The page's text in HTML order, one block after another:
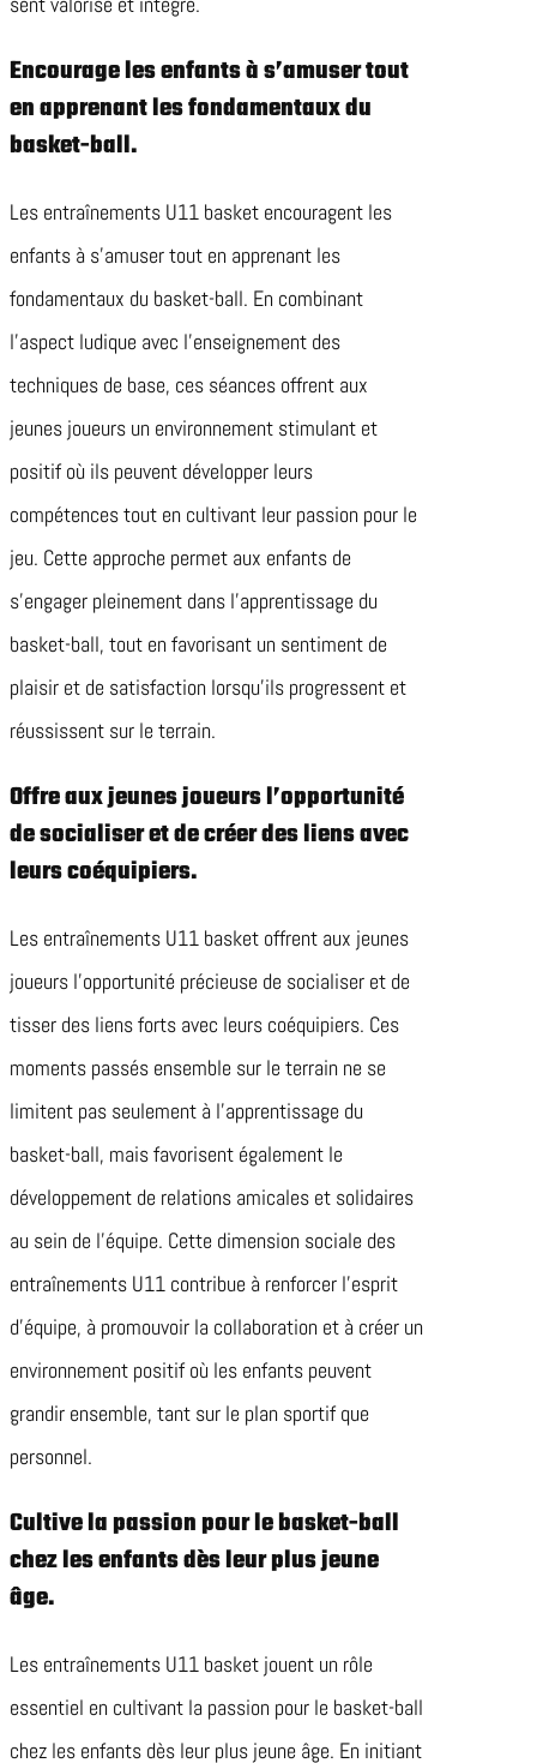
Encourage les enfants à s’amuser tout
en apprenant les fondamentaux du
basket-ball.
Les entraînements U11 basket encouragent les
enfants à s’amuser tout en apprenant les
fondamentaux du basket-ball. En combinant
l’aspect ludique avec l’enseignement des
techniques de base, ces séances offrent aux
jeunes joueurs un environnement stimulant et
positif où ils peuvent développer leurs
compétences tout en cultivant leur passion pour le
jeu. Cette approche permet aux enfants de
s’engager pleinement dans l’apprentissage du
basket-ball, tout en favorisant un sentiment de
plaisir et de satisfaction lorsqu’ils progressent et
réussissent sur le terrain.
Offre aux jeunes joueurs l’opportunité
de socialiser et de créer des liens avec
leurs coéquipiers.
Les entraînements U11 basket offrent aux jeunes
joueurs l’opportunité précieuse de socialiser et de
tisser des liens forts avec leurs coéquipiers. Ces
moments passés ensemble sur le terrain ne se
limitent pas seulement à l’apprentissage du
basket-ball, mais favorisent également le
développement de relations amicales et solidaires
au sein de l’équipe. Cette dimension sociale des
entraînements U11 contribue à renforcer l’esprit
d’équipe, à promouvoir la collaboration et à créer un
environnement positif où les enfants peuvent
grandir ensemble, tant sur le plan sportif que
personnel.
Cultive la passion pour le basket-ball
chez les enfants dès leur plus jeune
âge.
Les entraînements U11 basket jouent un rôle
essentiel en cultivant la passion pour le basket-ball
chez les enfants dès leur plus jeune âge. En initiant